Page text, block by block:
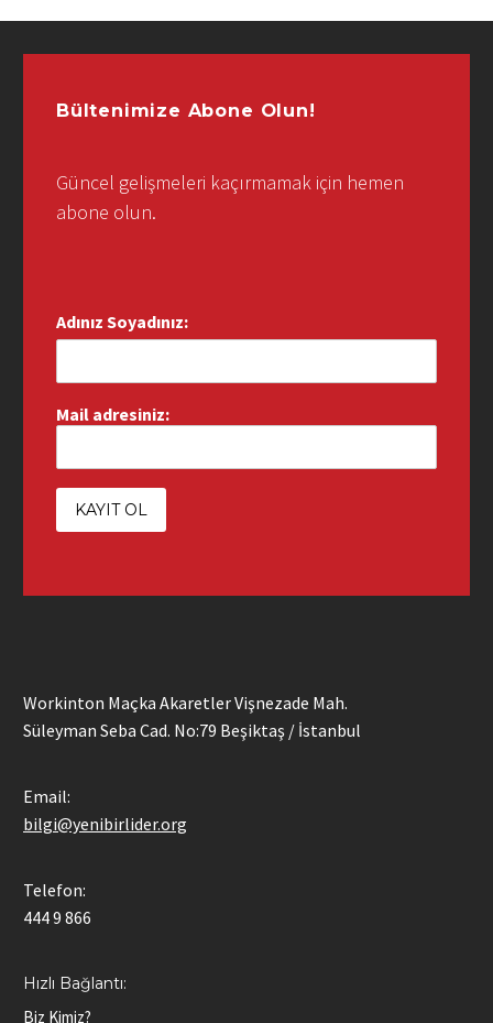
Workinton Maçka Akaretler Vişnezade Mah.
Süleyman Seba Cad. No:79 Beşiktaş / İstanbul
Email:
bilgi@yenibirlider.org
Telefon:
444 9 866
Hızlı Bağlantı:
Biz Kimiz?
Bültenimize Abone Olun!
Güncel gelişmeleri kaçırmamak için hemen
abone olun.
Adınız Soyadınız:
Mail adresiniz: